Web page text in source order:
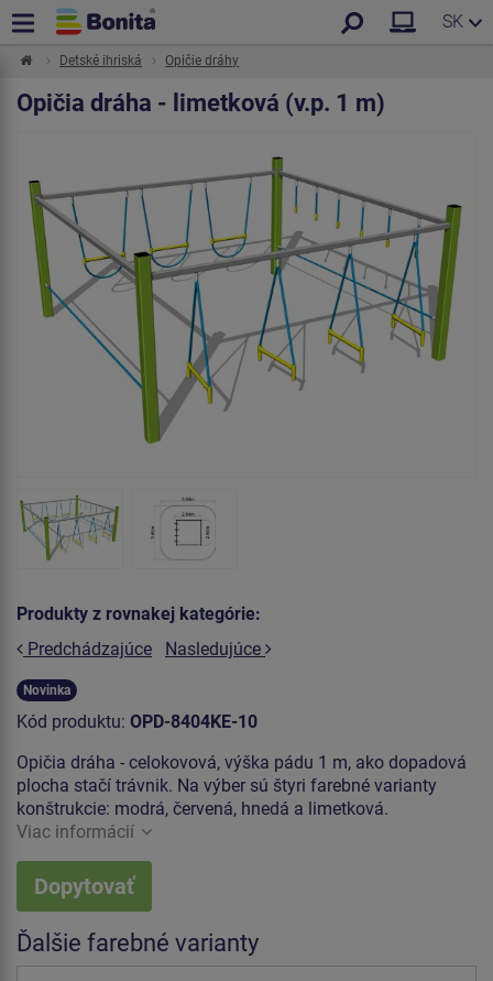
SK
Detské ihriská Opičie dráhy
Opičia dráha - limetková (v.p. 1 m)
Produkty z rovnakej kategórie:
Predchádzajúce
Nasledujúce
Novinka
Kód produktu: OPD-8404KE-10
Opičia dráha - celokovová, výška pádu 1 m, ako dopadová
plocha stačí trávnik. Na výber sú štyri farebné varianty
konštrukcie: modrá, červená, hnedá a limetková.
Viac informácií
Dopytovať
Ďalšie farebné varianty